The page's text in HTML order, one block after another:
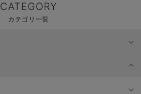
CATEGORY
カテゴリ一覧